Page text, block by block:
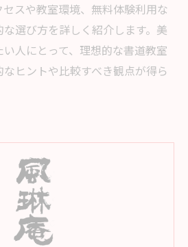
スや教室環境、無料体験利用な
選び方を詳しく紹介します。美
人にとって、理想的な書道教室
ヒントや比較すべき観点が得ら